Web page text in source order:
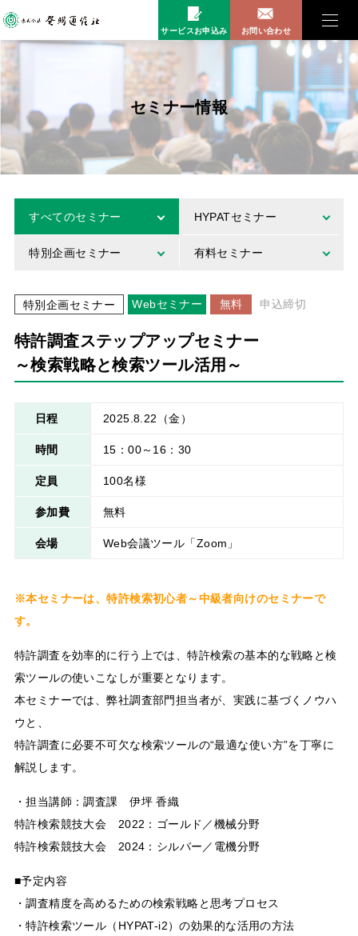
サービスお申込み お問い合わせ
セミナー情報
すべてのセミナー HYPATセミナー
特別企画セミナー 有料セミナー
特別企画セミナー Webセミナー 無料 申込締切
特許調査ステップアップセミナー
～検索戦略と検索ツール活用～
日程 2025.8.22 （金）
時間 15：00～16：30
定員 100名様
参加費 無料
会場 Web会議ツール「Zoom」
※本セミナーは、特許検索初心者～中級者向けのセミナーで
す。
特許調査を効率的に行う上では、特許検索の基本的な戦略と検
索ツールの使いこなしが重要となります。
本セミナーでは、弊社調査部門担当者が、実践に基づくノウハ
ウと、
特許調査に必要不可欠な検索ツールの“最適な使い方”を丁寧に
解説します。
・担当講師：調査課 伊坪 香織
特許検索競技大会 2022：ゴールド／機械分野
特許検索競技大会 2024：シルバー／電機分野
■予定内容
・調査精度を高めるための検索戦略と思考プロセス
・特許検索ツール（HYPAT-i2）の効果的な活用の方法